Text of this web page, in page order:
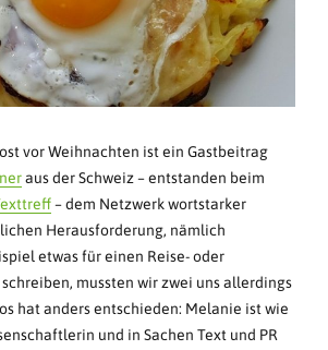
vor Weihnachten ist ein Gastbeitrag
aus der Schweiz – entstanden beim
– dem Netzwerk wortstarker
Herausforderung, nämlich
etwas für einen Reise- oder
mussten wir zwei uns allerdings
hat anders entschieden: Melanie ist wie
und in Sachen Text und PR